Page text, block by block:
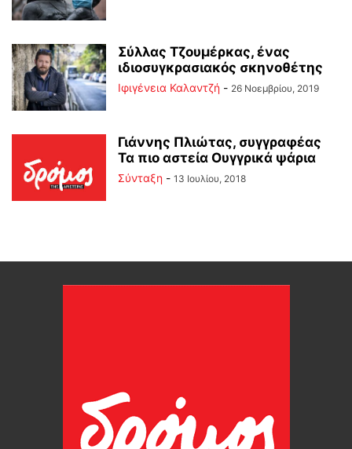
Σύλλας Τζουμέρκας, ένας
ιδιοσυγκρασιακός σκηνοθέτης
Ιφιγένεια Καλαντζή - 26 Νοεμβρίου, 2019
Γιάννης Πλιώτας, συγγραφέας
Τα πιο αστεία Ουγγρικά ψάρια
Σύνταξη - 13 Ιουλίου, 2018